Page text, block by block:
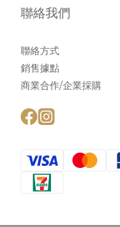
聯絡我們
聯絡方式
銷售據點
商業合作/企業採購